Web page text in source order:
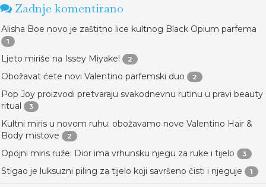
Zadnje komentirano
Alisha Boe novo je zaštitno lice kultnog Black Opium parfema
1
Ljeto miriše na Issey Miyake! 2
Obožavat ćete novi Valentino parfemski duo 2
Pop Joy proizvodi pretvaraju svakodnevnu rutinu u pravi beauty
ritual
3
Kultni miris u novom ruhu: obožavamo nove Valentino Hair &
Body mistove
2
Opojni miris ruže: Dior ima vrhunsku njegu za ruke i tijelo 3
Stigao je luksuzni piling za tijelo koji savršeno čisti i njeguje 1